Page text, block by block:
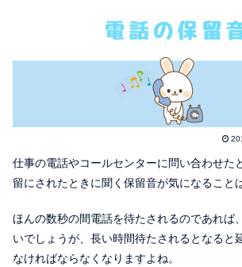
仕事の電話やコールセンターに問い合わせた
留にされたときに聞く保留音が気になること
ほんの数秒の間電話を待たされるのであれば
いでしょうが、長い時間待たされるとなると
なければならなくなりますよね。